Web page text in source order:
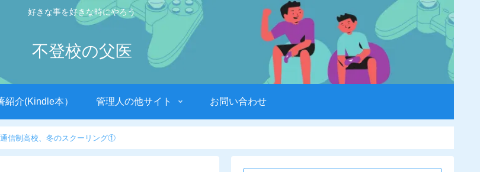
好きな事を好きな時にやろう
不登校の父医
紹介(Kindle本） 管理人の他サイト お問い合わせ
通信制高校、冬のスクーリング①